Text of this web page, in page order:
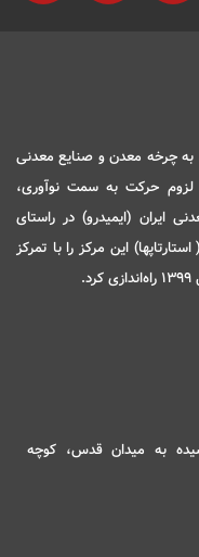
به چرخه معدن و صنایع معدنی
حرکت به سمت نوآوری،
ایران (ایمیدرو) در راستای
این مرکز را با تمرکز
به میدان قدس، کوچه